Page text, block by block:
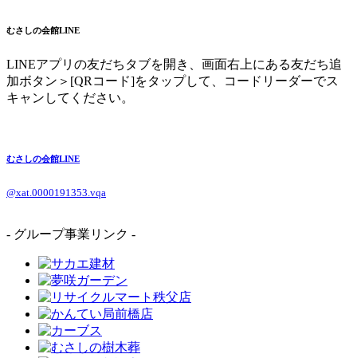
むさしの会館LINE
LINEアプリの友だちタブを開き、画面右上にある友だち追
加ボタン＞[QRコード]をタップして、コードリーダーでス
キャンしてください。
むさしの会館LINE
@xat.0000191353.vqa
- グループ事業リンク -